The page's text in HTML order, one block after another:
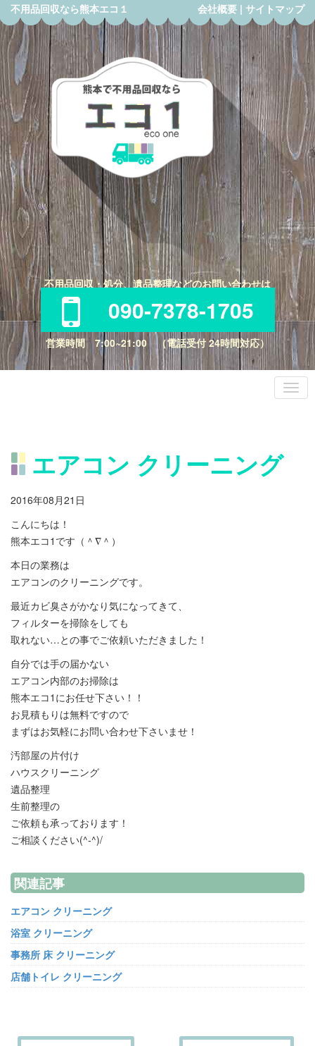
不用品回収なら熊本エコ１ 会社概要| サイトマップ
不用品回収・処分、遺品整理などのお問い合わせは
090-7378-1705
営業時間 7:00~21:00 （電話受付 24時間対応）
エアコン クリーニング
2016年08月21日
こんにちは！
熊本エコ1です（＾∇＾）
本日の業務は
エアコンのクリーニングです。
最近カビ臭さがかなり気になってきて、
フィルターを掃除をしても
取れない…との事でご依頼いただきました！
自分では手の届かない
エアコン内部のお掃除は
熊本エコ1にお任せ下さい！！
お見積もりは無料ですので
まずはお気軽にお問い合わせ下さいませ！
汚部屋の片付け
ハウスクリーニング
遺品整理
生前整理の
ご依頼も承っております！
ご相談ください(^-^)/
関連記事
エアコン クリーニング
浴室 クリーニング
事務所 床 クリーニング
店舗トイレ クリーニング